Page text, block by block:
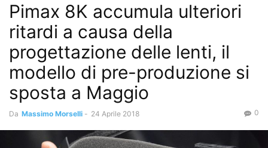
Pimax 8K accumula ulteriori
ritardi a causa della
progettazione delle lenti, il
modello di pre-produzione si
sposta a Maggio
Da Massimo Morselli - 24 Aprile 2018 0